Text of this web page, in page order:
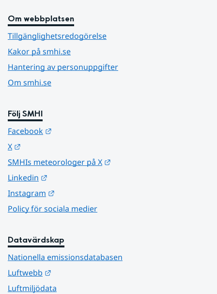
Om webbplatsen
Tillgänglighetsredogörelse
Kakor på smhi.se
Hantering av personuppgifter
Om smhi.se
Följ SMHI
Facebook
X
SMHIs meteorologer på X
Linkedin
Instagram
Policy för sociala medier
Datavärdskap
Nationella emissionsdatabasen
Luftwebb
Luftmiljödata